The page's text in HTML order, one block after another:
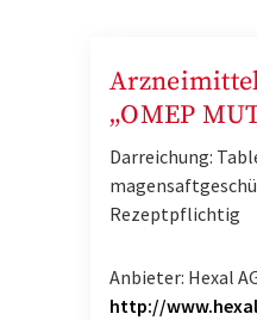
„OMEP
Darreichung:
Rezeptpflichtig
Anbieter: Hexal
http://